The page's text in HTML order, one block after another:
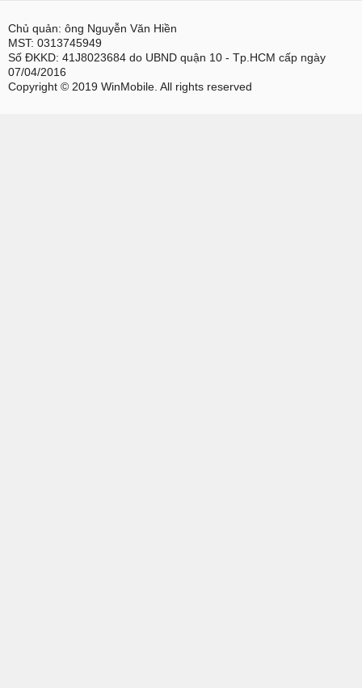
Chủ quản: ông Nguyễn Văn Hiền
MST: 0313745949
Số ĐKKD: 41J8023684 do UBND quận 10 - Tp.HCM cấp ngày
07/04/2016
Copyright © 2019 WinMobile. All rights reserved